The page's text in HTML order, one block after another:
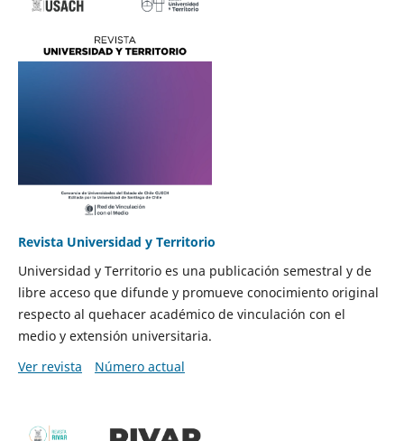
Revista Universidad y Territorio
Universidad y Territorio es una publicación semestral y de
libre acceso que difunde y promueve conocimiento original
respecto al quehacer académico de vinculación con el
medio y extensión universitaria.
Ver revista
Número actual